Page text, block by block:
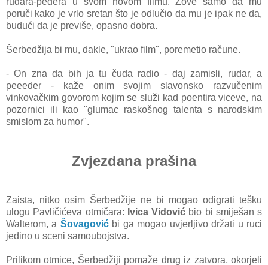
poruči kako je vrlo sretan što je odlučio da mu je ipak ne da,
budući da je previše, opasno dobra.
Šerbedžija bi mu, dakle, "ukrao film", poremetio račune.
- On zna da bih ja tu čuda radio - daj zamisli, rudar, a
peeeder - kaže onim svojim slavonsko razvučenim
vinkovačkim govorom kojim se služi kad poentira viceve, na
pozornici ili kao "glumac raskošnog talenta s narodskim
smislom za humor".
Zvjezdana prašina
Zaista, nitko osim Šerbedžije ne bi mogao odigrati tešku
ulogu Pavličićeva otmičara: Ivica Vidović bio bi smiješan s
Walterom, a Šovagovićbi ga mogao uvjerljivo držati u ruci
jedino u sceni samoubojstva.
Prilikom otmice, Šerbedžiji pomaže drug iz zatvora, okorjeli